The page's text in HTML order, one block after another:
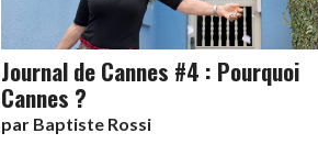
Journal de Cannes #4 : Pourquoi
Cannes ?
par Baptiste Rossi